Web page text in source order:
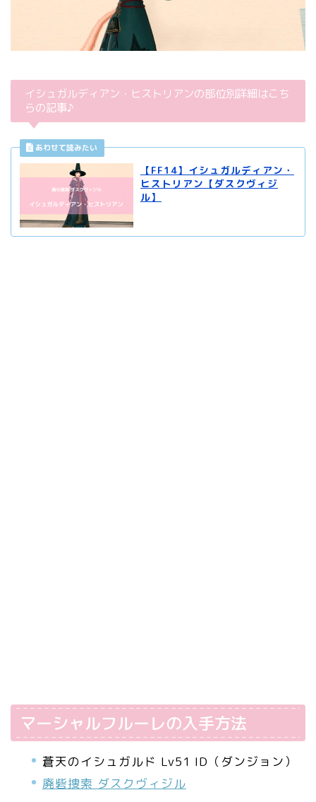
イシュガルディアン・ヒストリアンの部位別詳細はこち
らの記事♪
【FF14】イシュガルディアン・
ヒストリアン【ダスクヴィジ
ル】
マーシャルフルーレの入手方法
蒼天のイシュガルド Lv51 ID（ダンジョン）
廃砦捜索 ダスクヴィジル